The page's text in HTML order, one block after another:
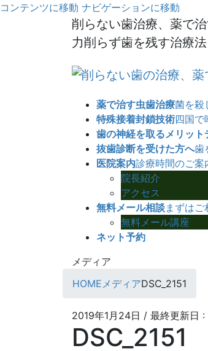
コンテンツに移動 ナビゲーションに移動
削らない歯治療、薬で
力削らず歯を残す治療
薬で治す虫歯治療菌を殺
特殊接着封鎖技術四国で
歯の神経を取るメリット
抜歯診断を受けた方へ歯
医院案内診療時間のご案
院長紹介
アクセス
無料メール相談まずはご
無料メール講座
ネット予約
メディア
HOME メディアDSC_2151
2019年1月24日 / 最終更新日 :
DSC_2151